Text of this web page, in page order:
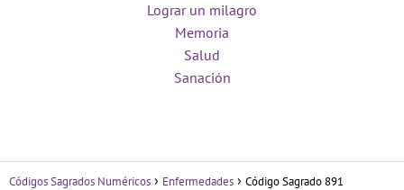
Lograr un milagro
Memoria
Salud
Sanación
Códigos Sagrados Numéricos Enfermedades Código Sagrado 891